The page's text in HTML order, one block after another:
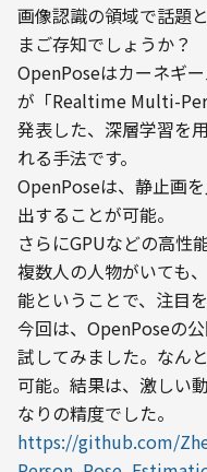
画像認識の領域で話題
まご存知でしょうか？
OpenPoseはカーネギ
が「Realtime Multi-
発表した、深層学習を
れる手法です。
OpenPoseは、静止画
出することが可能。
さらにGPUなどの高性
複数人の人物がいても
能ということで、注目
今回は、OpenPoseの
試してみました。なん
可能。結果は、激しい
なりの精度でした。
https://github.com/